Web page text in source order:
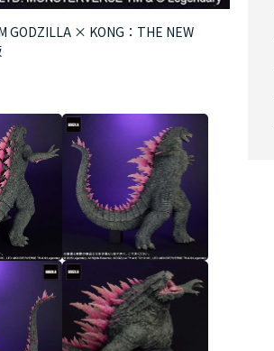
GODZILLA × KONG：THE NEW